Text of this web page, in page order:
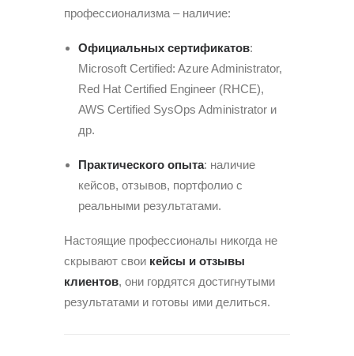
профессионализма – наличие:
Официальных сертификатов:
Microsoft Certified: Azure Administrator,
Red Hat Certified Engineer (RHCE),
AWS Certified SysOps Administrator и
др.
Практического опыта: наличие
кейсов, отзывов, портфолио с
реальными результатами.
Настоящие профессионалы никогда не
скрывают свои кейсы и отзывы
клиентов, они гордятся достигнутыми
результатами и готовы ими делиться.